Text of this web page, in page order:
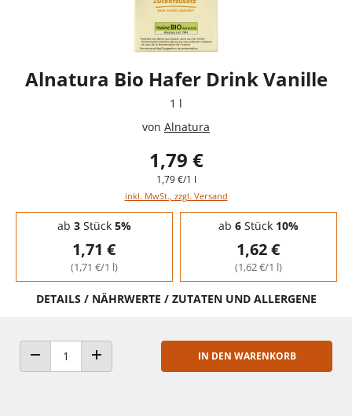
Alnatura Bio Hafer Drink Vanille
1 l
von Alnatura
1,79 €
1,79 €/1 l
inkl. MwSt., zzgl. Versand
Staffelpreise - Mengenrabatt
ab 3Stück 5%
1,71 €
(1,71 €/1 l)
ab 6Stück 10%
1,62 €
(1,62 €/1 l)
DETAILS / NÄHRWERTE / ZUTATEN UND ALLERGENE
ANZAHL VERRINGERNANZAHL ERHÖHEN
IN DEN WARENKORB